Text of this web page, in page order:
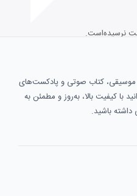
نرسیده‌است.
موسیقی، کتاب صوتی و پادکست‌های
با کیفیت بالا، به‌روز و مطمئن به
باشید.